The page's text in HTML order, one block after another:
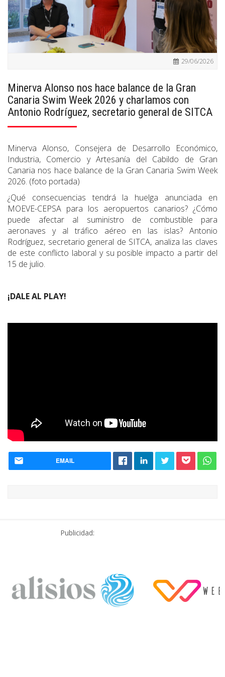
29/06/2026
Minerva Alonso nos hace balance de la Gran
Canaria Swim Week 2026 y charlamos con
Antonio Rodríguez, secretario general de SITCA
Minerva Alonso, Consejera de Desarrollo Económico,
Industria, Comercio y Artesanía del Cabildo de Gran
Canaria nos hace balance de la Gran Canaria Swim Week
2026. (foto portada)
¿Qué consecuencias tendrá la huelga anunciada en
MOEVE-CEPSA para los aeropuertos canarios? ¿Cómo
puede afectar al suministro de combustible para
aeronaves y al tráfico aéreo en las islas? Antonio
Rodríguez, secretario general de SITCA, analiza las claves
de este conflicto laboral y su posible impacto a partir del
15 de julio.
¡DALE AL PLAY!
EMAIL
Publicidad: